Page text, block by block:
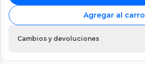
Agregar al carro
Cambios y devoluciones